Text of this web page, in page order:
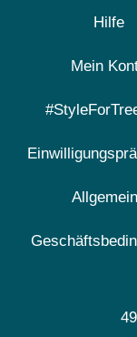
Hilfe
Mein